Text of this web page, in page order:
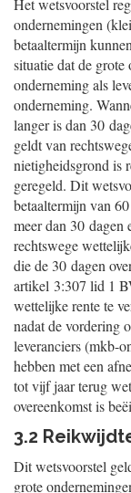
Het wetsvoorstel
ondernemingen
betaaltermijn
situatie dat de
onderneming als
onderneming.
langer is dan 30
geldt van
nietigheidsgrond is
geregeld. Dit
betaaltermijn van
meer dan 30 dagen
rechtswege
die de 30 dagen
artikel 3:307 lid 1
wettelijke rente te
nadat de vordering
leveranciers (mkb-
hebben met een
tot vijf jaar terug
overeenkomst is
3.2
Dit wetsvoorstel
grote